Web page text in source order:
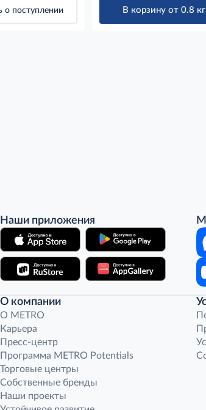
о поступлении В корзину от 0.8 кг
Наши приложения
О компании
O METRO
Карьера
Пресс-центр
Программа METRO Potentials
Торговые центры
Собственные бренды
Наши проекты